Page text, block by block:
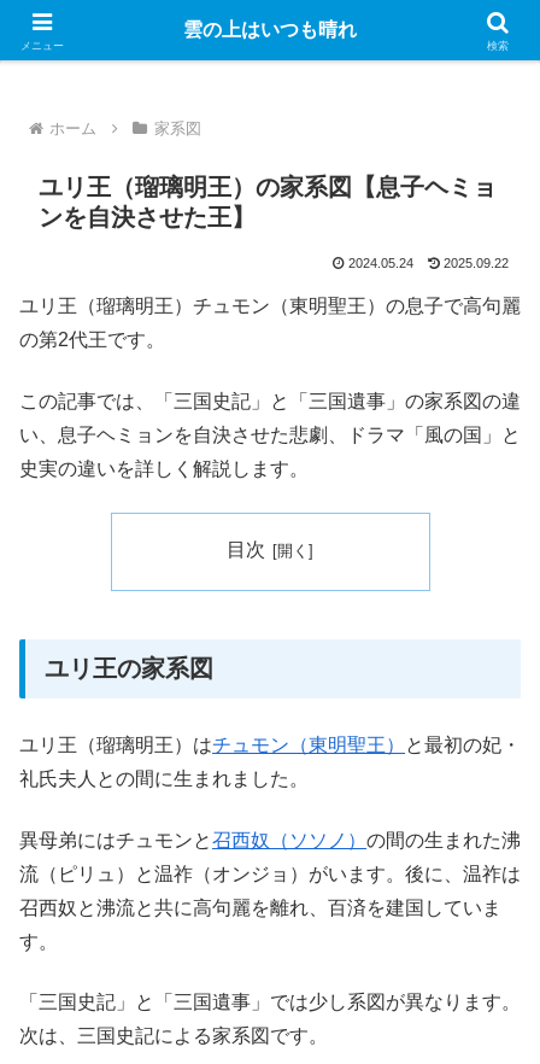
Googleのアドセンス広告を表示しています
ホーム 家系図
ユリ王（瑠璃明王）の家系図【息子ヘミョ
ンを自決させた王】
2024.05.24 2025.09.22
ユリ王（瑠璃明王）チュモン（東明聖王）の息子で高句麗
の第2代王です。
この記事では、「三国史記」と「三国遺事」の家系図の違
い、息子ヘミョンを自決させた悲劇、ドラマ「風の国」と
史実の違いを詳しく解説します。
目次
ユリ王の家系図
ユリ王（瑠璃明王）はチュモン（東明聖王）
と最初の妃・
礼氏夫人との間に生まれました。
異母弟にはチュモンと召西奴（ソソノ） の間の生まれた沸
流（ピリュ）と温祚（オンジョ）がいます。後に、温祚は
召西奴と沸流と共に高句麗を離れ、百済を建国していま
す。
「三国史記」と「三国遺事」では少し系図が異なります。
次は、三国史記による家系図です。
メニュー
雲の上はいつも晴れ
検索